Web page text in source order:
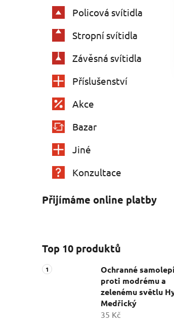
Policová svítidla
Stropní svítidla
Závěsná svítidla
Příslušenství
Akce
Bazar
Jiné
Konzultace
Přijímáme online platby
Top 10 produktů
Ochranné
proti modrému a
zelenému světlu
Medřický
35 Kč